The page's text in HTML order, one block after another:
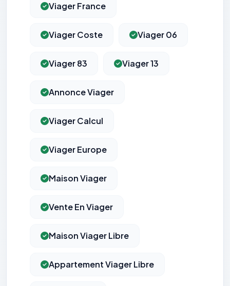
Viager France
Viager Coste Viager 06
Viager 83 Viager 13
Annonce Viager
Viager Calcul
Viager Europe
Maison Viager
Vente En Viager
Maison Viager Libre
Appartement Viager Libre